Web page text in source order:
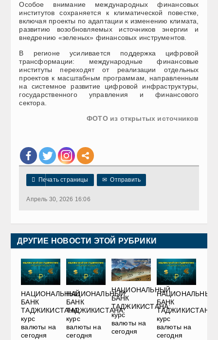
Особое внимание международных финансовых
институтов сохраняется к климатической повестке,
включая проекты по адаптации к изменению климата,
развитию возобновляемых источников энергии и
внедрению «зеленых» финансовых инструментов.
В регионе усиливается поддержка цифровой
трансформации: международные финансовые
институты переходят от реализации отдельных
проектов к масштабным программам, направленным
на системное развитие цифровой инфраструктуры,
государственного управления и финансового
сектора.
ФОТО из открытых источников
 Печать страницы ✉ Отправить
Апрель 30, 2026 16:06
ДРУГИЕ НОВОСТИ ЭТОЙ РУБРИКИ
НАЦИОНАЛЬНЫЙ
БАНК
ТАДЖИКИСТАНА:
курс
валюты на
сегодня
НАЦИОНАЛЬНЫЙ
БАНК
ТАДЖИКИСТАНА:
курс
валюты на
сегодня
НАЦИОНАЛЬНЫЙ
БАНК
ТАДЖИКИСТАНА:
курс
валюты на
сегодня
НАЦИОНАЛЬНЫЙ
БАНК
ТАДЖИКИСТАНА:
курс
валюты на
сегодня